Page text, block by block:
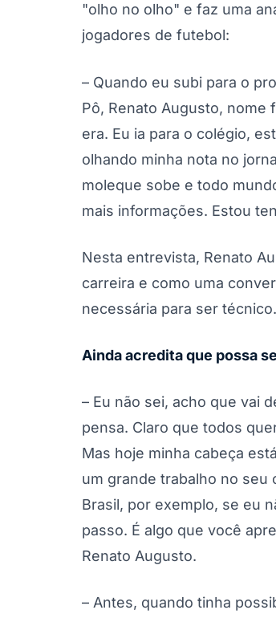
"olho no olho" e faz uma
jogadores de futebol:
– Quando eu subi para o
Pô, Renato Augusto, nome
era. Eu ia para o colégio,
olhando minha nota no
moleque sobe e todo
mais informações. Estou
Nesta entrevista, Renato
carreira e como uma
necessária para ser técnico.
Ainda acredita que possa
– Eu não sei, acho que vai
pensa. Claro que todos
Mas hoje minha cabeça
um grande trabalho no seu
Brasil, por exemplo, se eu
passo. É algo que você
Renato Augusto.
– Antes, quando tinha